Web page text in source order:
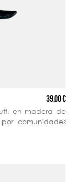
39,00 €
en madera de
comunidades